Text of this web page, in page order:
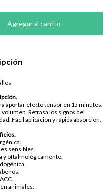
aportar efecto tensor en 15 minutos.
Retrasa los signos del
Fácil aplicación y rápida absorción.
sensibles.
y oftalmológicamente.
animales.